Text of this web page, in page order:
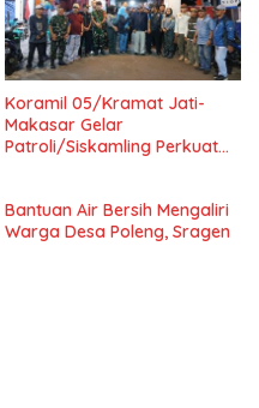
Koramil 05/Kramat Jati-
Makasar Gelar
Patroli/Siskamling Perkuat
Bantuan Air Bersih Mengaliri
Warga Desa Poleng, Sragen